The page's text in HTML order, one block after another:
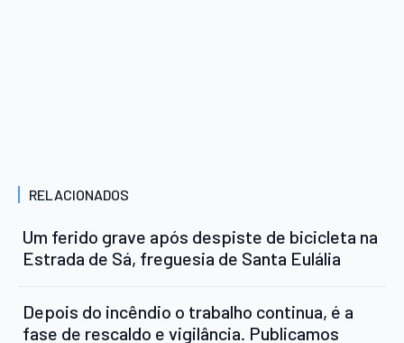
RELACIONADOS
Um ferido grave após despiste de bicicleta na
Estrada de Sá, freguesia de Santa Eulália
Depois do incêndio o trabalho continua, é a
fase de rescaldo e vigilância. Publicamos